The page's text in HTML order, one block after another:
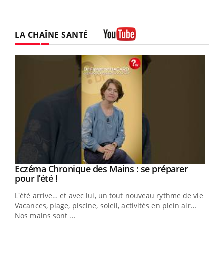
LA CHAÎNE SANTÉ
Youtube
Eczéma Chronique des Mains : se préparer
pour l’été !Youtube
L'été arrive… et avec lui, un tout nouveau rythme de vie !
Vacances, plage, piscine, soleil, activités en plein air…
Nos mains sont ...